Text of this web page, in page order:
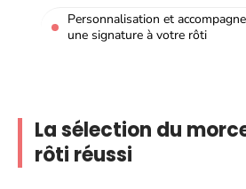
Personnalisation et
une signature à votre rôti
La sélection du
rôti réussi